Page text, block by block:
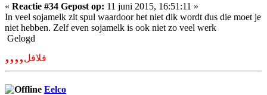
« Reactie #34 Gepost op: 11 juni 2015, 16:51:11 »
In veel sojamelk zit spul waardoor het niet dik wordt dus die moet je
niet hebben. Zelf even sojamelk is ook niet zo veel werk
Gelogd
,,,,فلافل
Eelco